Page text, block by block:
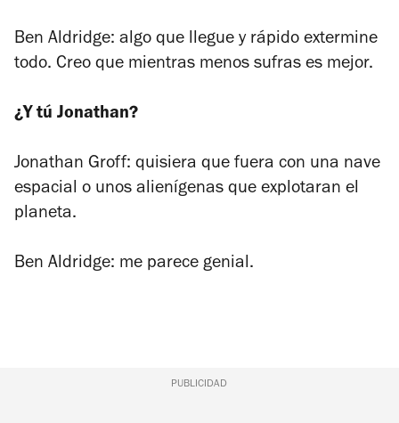
Ben Aldridge: algo que llegue y rápido extermine
todo. Creo que mientras menos sufras es mejor.
¿Y tú Jonathan?
Jonathan Groff: quisiera que fuera con una nave
espacial o unos alienígenas que explotaran el
planeta.
Ben Aldridge: me parece genial.
PUBLICIDAD